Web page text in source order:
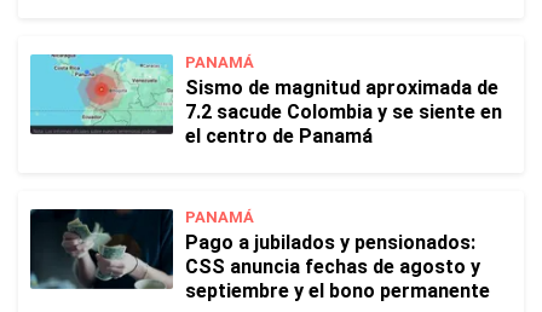
PANAMÁ
Sismo de magnitud aproximada de
7.2 sacude Colombia y se siente en
el centro de Panamá
PANAMÁ
Pago a jubilados y pensionados:
CSS anuncia fechas de agosto y
septiembre y el bono permanente